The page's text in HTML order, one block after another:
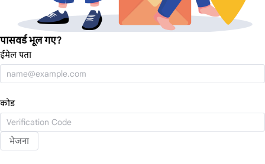
पासवर्ड भूल गए?
ईमेल पता
कोड
भेजना